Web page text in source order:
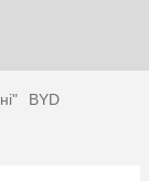
BYD